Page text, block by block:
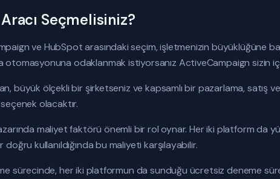
Seçmelisiniz?
ve HubSpot arasındaki seçim, işletmenizin büyüklüğüne
otomasyonuna odaklanmak istiyorsanız ActiveCampaign sizin
büyük ölçekli bir şirketseniz ve kapsamlı bir pazarlama, satış
olacaktır.
maliyet faktörü önemli bir rol oynar. Her iki platform da
kullanıldığında bu maliyeti karşılayabilir.
sürecinde, her iki platformun da sunduğu ücretsiz deneme